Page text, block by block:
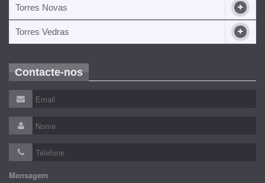
Torres Novas
Torres Vedras
Contacte-nos
Mensagem